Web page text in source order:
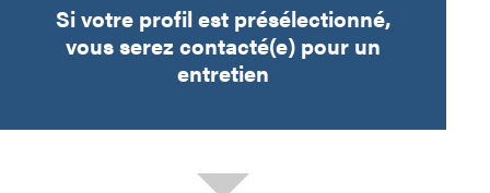
Si votre profil est présélectionné,
vous serez contacté(e) pour un
entretien